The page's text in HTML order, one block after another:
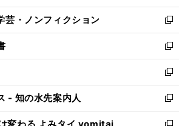
開
く
ウ
で
開
く
ン
ド
ウ
で
開
く
ウ
ィ
ン
ド
ウ
で
開
く
芸・ノンフィクション
新
し
い
ウ
ィ
ン
ド
ウ
新
し
い
ウ
ィ
ン
新
し
い
ウ
- 知の水先案内人
新
し